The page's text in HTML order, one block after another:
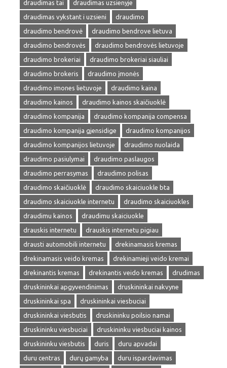
draudimas tai
draudimas uzsienyje
draudimas vykstant i uzsieni
draudimo
draudimo bendrovė
draudimo bendrove lietuva
draudimo bendrovės
draudimo bendrovės lietuvoje
draudimo brokeriai
draudimo brokeriai siauliai
draudimo brokeris
draudimo įmonės
draudimo imones lietuvoje
draudimo kaina
draudimo kainos
draudimo kainos skaičiuoklė
draudimo kompanija
draudimo kompanija compensa
draudimo kompanija gjensidige
draudimo kompanijos
draudimo kompanijos lietuvoje
draudimo nuolaida
draudimo pasiulymai
draudimo paslaugos
draudimo perrasymas
draudimo polisas
draudimo skaičiuoklė
draudimo skaiciuokle bta
draudimo skaiciuokle internetu
draudimo skaiciuokles
draudimu kainos
draudimu skaiciuokle
drauskis internetu
drauskis internetu pigiau
drausti automobili internetu
drekinamasis kremas
drekinamasis veido kremas
drekinamieji veido kremai
drekinantis kremas
drekinantis veido kremas
drudimas
druskininkai apgyvendinimas
druskininkai nakvyne
druskininkai spa
druskininkai viesbuciai
druskininkai viesbutis
druskininku poilsio namai
druskininku viesbuciai
druskininku viesbuciai kainos
druskininku viesbutis
duris
duru apvadai
duru centras
durų gamyba
duru ispardavimas